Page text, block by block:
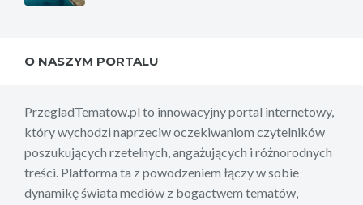
O NASZYM PORTALU
PrzegladTematow.pl to innowacyjny portal internetowy,
który wychodzi naprzeciw oczekiwaniom czytelników
poszukujących rzetelnych, angażujących i różnorodnych
treści. Platforma ta z powodzeniem łączy w sobie
dynamikę świata mediów z bogactwem tematów,